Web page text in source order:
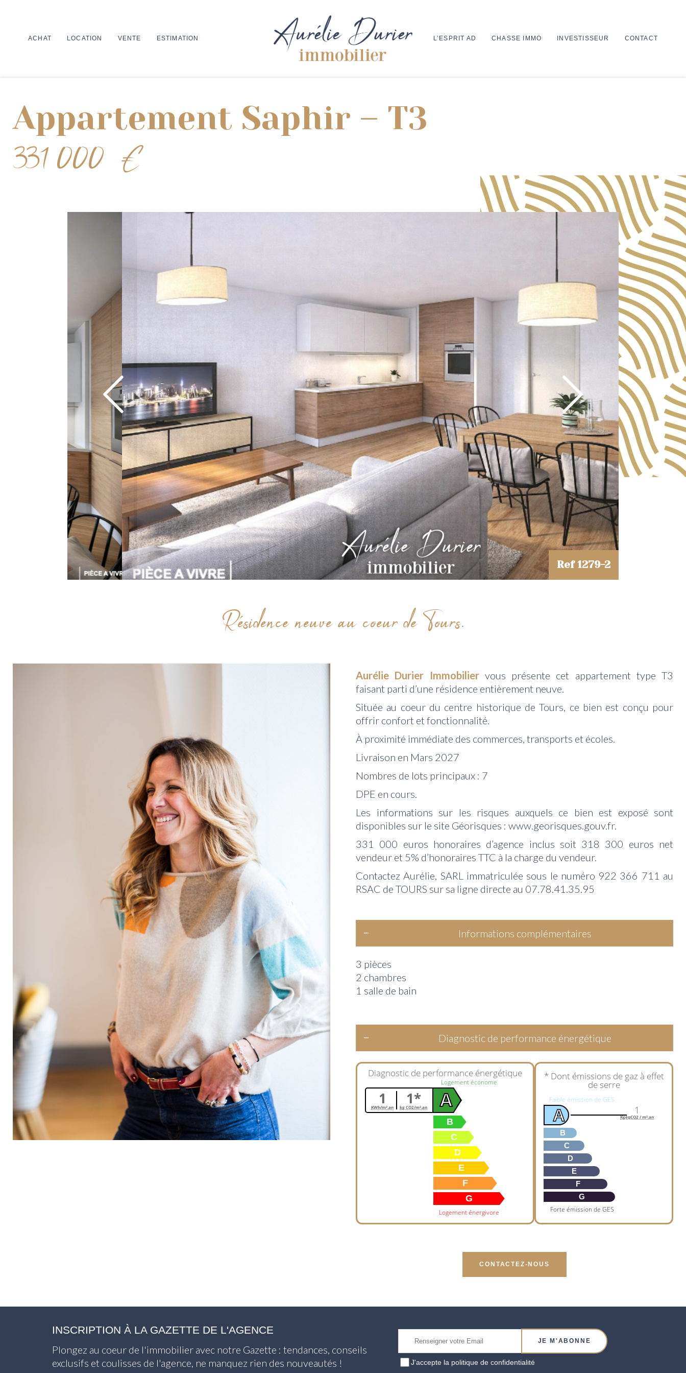
ACHAT LOCATION VENTE ESTIMATION L’ESPRIT AD CHASSE IMMO INVESTISSEUR CONTACT
Appartement Saphir – T3
331 000 €
Ref 1279-2
Résidence neuve au coeur de Tours.
Aurélie Durier Immobilier vous présente cet appartement type T3
faisant parti d’une résidence entièrement neuve.
Située au coeur du centre historique de Tours, ce bien est conçu pour
offrir confort et fonctionnalité.
À proximité immédiate des commerces, transports et écoles.
Livraison en Mars 2027
Nombres de lots principaux : 7
DPE en cours.
Les informations sur les risques auxquels ce bien est exposé sont
disponibles sur le site Géorisques : www.georisques.gouv.fr.
331 000 euros honoraires d’agence inclus soit 318 300 euros net
vendeur et 5% d’honoraires TTC à la charge du vendeur.
Contactez Aurélie, SARL immatriculée sous le numéro 922 366 711 au
RSAC de TOURS sur sa ligne directe au 07.78.41.35.95
Informations complémentaires
3 pièces
2 chambres
1 salle de bain
Diagnostic de performance énergétique
Diagnostic de performance énergétique
1
KWh/m².an 1*
kg CO2/m².an
Logement économe
A
B
C
D
E
F
G
Logement énergivore
* Dont émissions de gaz à effet
de serre
Faible émission de GES
A
B
C
D
E
F
G
Forte émission de GES
1
KgéqCO2 / m².an
CONTACTEZ-NOUS
INSCRIPTION À LA GAZETTE DE L'AGENCE
Plongez au coeur de l'immobilier avec notre Gazette : tendances, conseils
exclusifs et coulisses de l'agence, ne manquez rien des nouveautés !
J'accepte la politique de confidentialité